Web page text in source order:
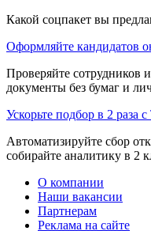
Какой соцпакет вы
Оформляйте кандидатов
Проверяйте сотрудников
документы без бумаг и
Ускорьте подбор в 2 раза
Автоматизируйте сбор
собирайте аналитику в 2
О компании
Наши вакансии
Партнерам
Реклама на сайте